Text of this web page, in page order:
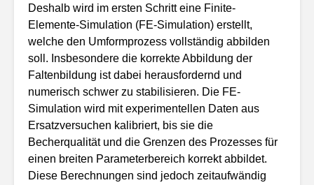
Deshalb wird im ersten Schritt eine Finite-
Elemente-Simulation (FE-Simulation) erstellt,
welche den Umformprozess vollständig abbilden
soll. Insbesondere die korrekte Abbildung der
Faltenbildung ist dabei herausfordernd und
numerisch schwer zu stabilisieren. Die FE-
Simulation wird mit experimentellen Daten aus
Ersatzversuchen kalibriert, bis sie die
Becherqualität und die Grenzen des Prozesses für
einen breiten Parameterbereich korrekt abbildet.
Diese Berechnungen sind jedoch zeitaufwändig